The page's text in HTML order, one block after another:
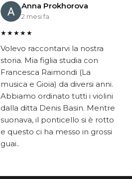
Anna Prokhorova
2 mesi fa
★★★★★
Volevo raccontarvi la nostra
storia. Mia figlia studia con
Francesca Raimondi (La
musica e Gioia) da diversi anni.
Abbiamo ordinato tutti i violini
dalla ditta Denis Basin. Mentre
suonava, il ponticello si è rotto
e questo ci ha messo in grossi
guai..